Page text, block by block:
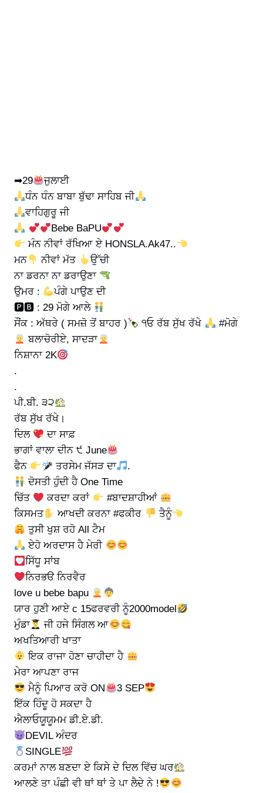
➡29
ਜੁਲਾਈ
ਧੰਨ ਧੰਨ ਬਾਬਾ ਬੁੱਢਾ ਸਾਹਿਬ ਜੀ
ਵਾਹਿਗੁਰੂ ਜੀ
Bebe BaPU
ਮੰਨ ਨੀਵਾਂ ਰੱਖਿਆ ਏ HONSLA.Ak47..
ਮਨ
ਨੀਵਾਂ ਮੱਤ
ਉੱਚੀ
ਨਾ ਡਰਨਾ ਨਾ ਡਰਾਉਣਾ
ਉਮਰ :
ਪੰਗੇ ਪਾਉਣ ਦੀ
🅿🅱 : 29 ਮੋਗੇ ਆਲੇ
ਸੌਂਕ : ਅੱਥਰੇ ( ਸਮਜ਼ੋ ਤੋਂ ਬਾਹਰ )
੧ਓ ਰੱਬ ਸੁੱਖ ਰੱਖੇ
#ਮੋਗੇ
ਬਲਾਚੋਰੀਏ, ਸਾਦੜਾ
ਨਿਸ਼ਾਨਾ 2K
.
.
ਪੀ.ਬੀ. ੩੨
ਰੱਬ ਸੁੱਖ ਰੱਖੇ।
ਦਿਲ
ਦਾ ਸਾਫ਼
ਭਾਗਾਂ ਵਾਲਾ ਦੀਨ ੯ June
ਫੈਨ
ਤਰਸੇਮ ਜੱਸੜ ਦਾ
.
ਦੋਸਤੀ ਹੁੰਦੀ ਹੈ One Time​
ਚਿੱਤ
ਕਰਦਾ ਕਰਾਂ
#ਬਾਦਸ਼ਾਹੀਆਂ
ਕਿਸਮਤ
ਆਖਦੀ ਕਰਨਾ #ਫਕੀਰ
ਤੈਨੂੰ
ਤੁਸੀ ਖੁਸ਼ ਰਹੋ All ਟੈਮ
ਏਹੋ ਅਰਦਾਸ ਹੈ ਮੇਰੀ ​
ਸਿੱਧੂ ਸਾਂਬ
ਨਿਰਭੳ ਨਿਰਵੈਰ
love u bebe bapu
ਯਾਰ ਹੁਣੀ ਆਏ c 15ਫਰਵਰੀ ਨੂੰ2000model
ਮੁੰਡਾ
ਜੀ ਹਜੇ ਸਿੰਗਲ ਆ
ਅਖਤਿਆਰੀ ਖਾਤਾ
ਇਕ ਰਾਜਾ ਹੋਣਾ ਚਾਹੀਦਾ ਹੈ
ਮੇਰਾ ਆਪਣਾ ਰਾਜ
ਮੈਨੂੰ ਪਿਆਰ ਕਰੋ ON
3 SEP
ਇੱਕ ਹਿੰਦੂ ਹੋ ਸਕਦਾ ਹੈ
ਐਲਾਓਯੂਯੂਮਮ ਡੀ.ਏ.ਡੀ.
DEVIL ਅੰਦਰ
SINGLE
ਕਰਮਾਂ ਨਾਲ ਬਣਦਾ ਏ ਕਿਸੇ ਦੇ ਦਿਲ ਵਿੱਚ ਘਰ
ਆਲਣੇ ਤਾ ਪੰਛੀ ਵੀ ਥਾਂ ਥਾਂ ਤੇ ਪਾ ਲੈਦੇ ਨੇ !